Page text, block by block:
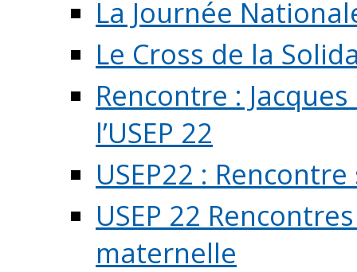
La Journée
Le Cross de la
Rencontre :
l’USEP 22
USEP22 :
USEP 22
maternelle